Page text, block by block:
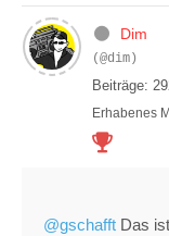
Dim
(@dim)
Beiträge:
Erhabenes
@gschafft Das